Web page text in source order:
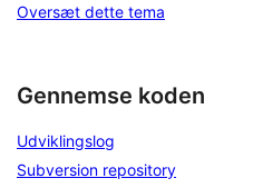
Oversæt dette tema
Gennemse koden
Udviklingslog
Subversion repository